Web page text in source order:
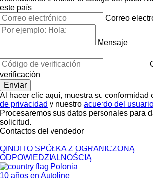
este país
Correo
Mensaje
verificación
Al hacer clic aquí, muestra su conformidad
de privacidad y nuestro acuerdo del usuario
Procesaremos sus datos personales para
solicitud.
Contactos del vendedor
QINDITO SPÓŁKA Z OGRANICZONĄ
ODPOWIEDZIALNOŚCIĄ
Polonia
10 años en Autoline